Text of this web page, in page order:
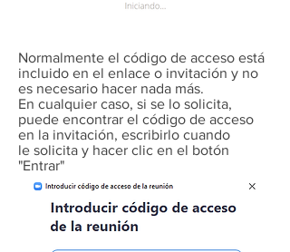
Normalmente el código de acceso está
incluido en el enlace o invitación y no
es necesario hacer nada más.
En cualquier caso, si se lo solicita,
puede encontrar el código de acceso
en la invitación, escribirlo cuando
le solicita y hacer clic en el botón
"Entrar"